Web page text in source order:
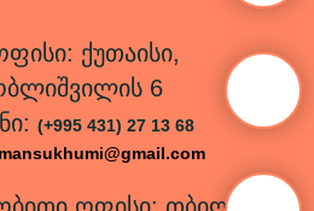
ქუთაისი,
6
(+995 431) 27 13 68